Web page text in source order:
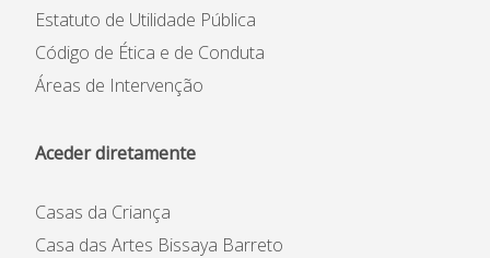
Estatuto de Utilidade Pública
Código de Ética e de Conduta
Áreas de Intervenção
Aceder diretamente
Casas da Criança
Casa das Artes Bissaya Barreto